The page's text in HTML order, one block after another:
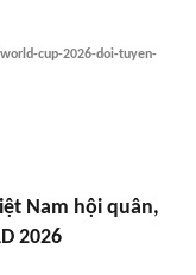
cup-2026-doi-tuyen-
Nam hội quân,
2026